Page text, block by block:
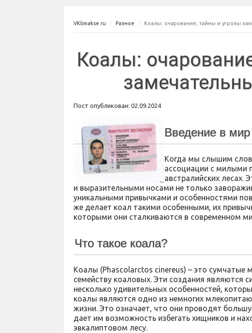
VKlimakse.ru Разное Коалы: очарование, тайны и угрозы
Коалы:
Пост опубликован: 02.09.2024
Введение в мир
Когда мы слышим
ассоциации с милыми
австралийских
и выразительными носами не только
уникальными привычками и особенностями
же делает коал такими особенными, их
которыми они сталкиваются в современном
Что такое коала?
Коалы (Phascolarctos cinereus) – это
семейству коаловых. Эти создания являются
несколько удивительных особенностей,
коалы являются одно из немногих
жизни. Это означает, что они проводят
дает им возможность избегать хищников и
эвкалиптовом лесу.